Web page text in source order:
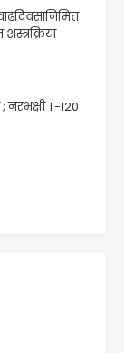
नरभक्षी T-120